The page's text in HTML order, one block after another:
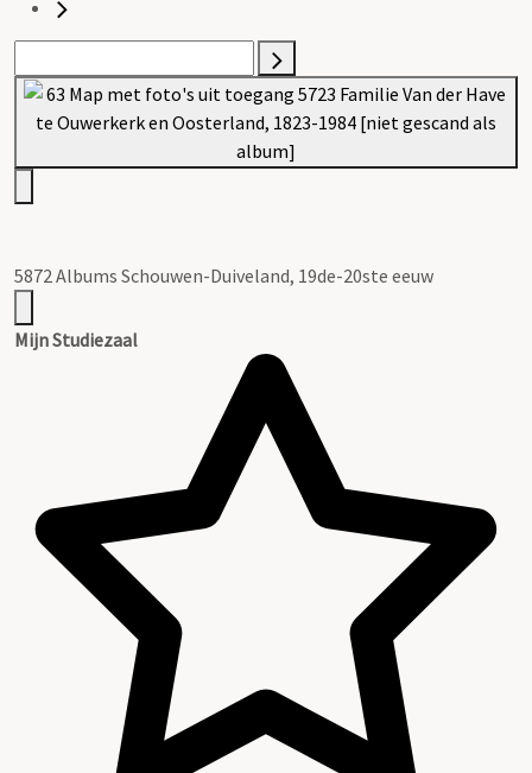
5872 Albums Schouwen-Duiveland, 19de-20ste eeuw
Mijn Studiezaal